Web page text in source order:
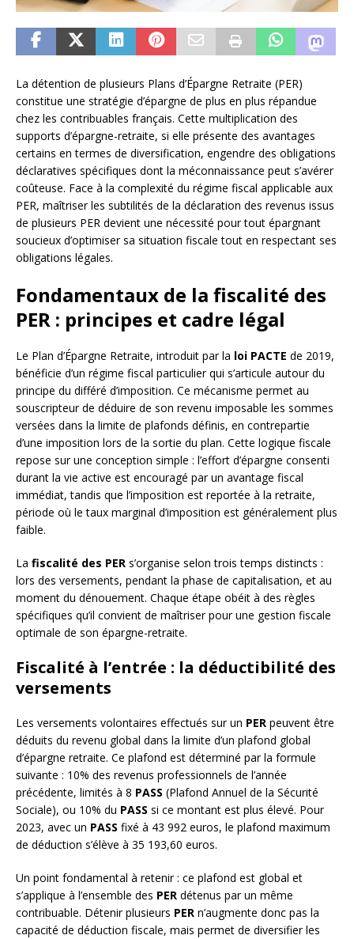
La détention de plusieurs Plans d’Épargne Retraite (PER)
constitue une stratégie d’épargne de plus en plus répandue
chez les contribuables français. Cette multiplication des
supports d’épargne-retraite, si elle présente des avantages
certains en termes de diversification, engendre des obligations
déclaratives spécifiques dont la méconnaissance peut s’avérer
coûteuse. Face à la complexité du régime fiscal applicable aux
PER, maîtriser les subtilités de la déclaration des revenus issus
de plusieurs PER devient une nécessité pour tout épargnant
soucieux d’optimiser sa situation fiscale tout en respectant ses
obligations légales.
Fondamentaux de la fiscalité des
PER : principes et cadre légal
Le Plan d’Épargne Retraite, introduit par la loi PACTE de 2019,
bénéficie d’un régime fiscal particulier qui s’articule autour du
principe du différé d’imposition. Ce mécanisme permet au
souscripteur de déduire de son revenu imposable les sommes
versées dans la limite de plafonds définis, en contrepartie
d’une imposition lors de la sortie du plan. Cette logique fiscale
repose sur une conception simple : l’effort d’épargne consenti
durant la vie active est encouragé par un avantage fiscal
immédiat, tandis que l’imposition est reportée à la retraite,
période où le taux marginal d’imposition est généralement plus
faible.
La fiscalité des PER s’organise selon trois temps distincts :
lors des versements, pendant la phase de capitalisation, et au
moment du dénouement. Chaque étape obéit à des règles
spécifiques qu’il convient de maîtriser pour une gestion fiscale
optimale de son épargne-retraite.
Fiscalité à l’entrée : la déductibilité des
versements
Les versements volontaires effectués sur un PER peuvent être
déduits du revenu global dans la limite d’un plafond global
d’épargne retraite. Ce plafond est déterminé par la formule
suivante : 10% des revenus professionnels de l’année
précédente, limités à 8 PASS (Plafond Annuel de la Sécurité
Sociale), ou 10% du PASS si ce montant est plus élevé. Pour
2023, avec un PASS fixé à 43 992 euros, le plafond maximum
de déduction s’élève à 35 193,60 euros.
Un point fondamental à retenir : ce plafond est global et
s’applique à l’ensemble des PER détenus par un même
contribuable. Détenir plusieurs PER n’augmente donc pas la
capacité de déduction fiscale, mais permet de diversifier les